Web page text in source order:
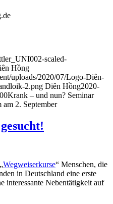
scaled-
Hồng
uploads/2020/07/Logo-Diên-
2.png Diên Hồng2020-
Krank – und nun? Seminar
am 2. September
Wegweiserkurse“ Menschen, die
in Deutschland eine erste
interessante Nebentätigkeit auf